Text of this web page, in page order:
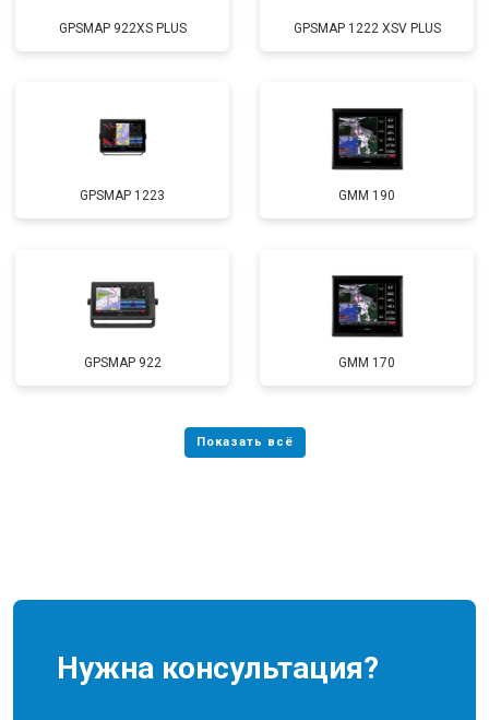
GPSMAP 922XS PLUS GPSMAP 1222 XSV PLUS
GPSMAP 1223 GMM 190
GPSMAP 922 GMM 170
Нужна консультация?